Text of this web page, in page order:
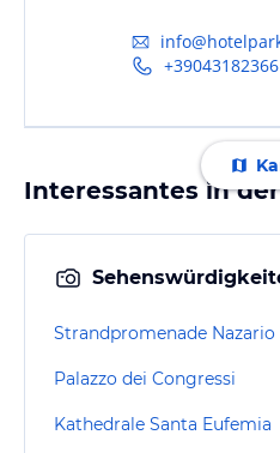
+39043182366
Interessantes in
Palazzo dei Congressi
Kathedrale Santa Eufemia